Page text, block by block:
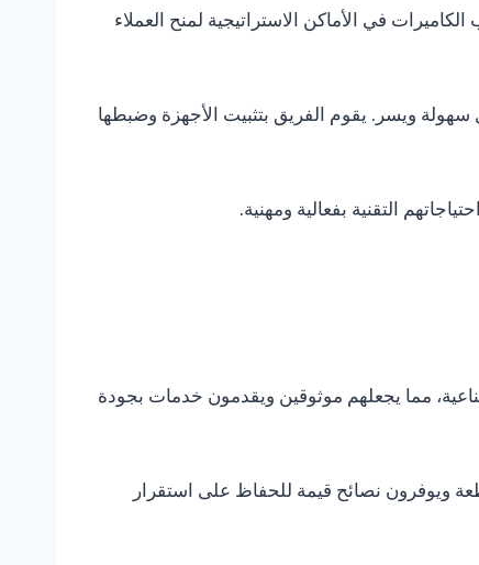
في الأماكن الاستراتيجية لمنح العملاء
سهولة ويسر. يقوم الفريق بتثبيت الأجهزة وضبطها
التقنية بفعالية ومهنية.
مما يجعلهم موثوقين ويقدمون خدمات بجودة
ويوفرون نصائح قيمة للحفاظ على استقرار